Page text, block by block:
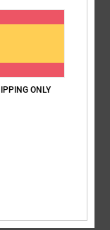
: GrandeMaterial: 4
ONLY